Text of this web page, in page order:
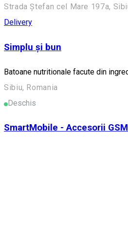
Strada Ștefan cel Mare 197a,
Delivery
Simplu și bun
Batoane nutritionale facute din
Sibiu, Romania
Deschis
SmartMobile - Accesorii